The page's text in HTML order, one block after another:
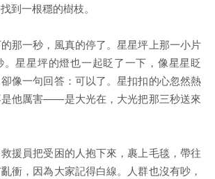
到一根穩的樹枝。
那一秒，風真的停了。星星坪上那一小片
。星星坪的燈也一起眨了一下，像星星眨
像一句回答：可以了。星扣扣的心忽然熱
是他厲害——是大光在，大光把那三秒送來
援員把受困的人抱下來，裹上毛毯，帶往
衝，因為大家記得白線。人群也沒有吵，